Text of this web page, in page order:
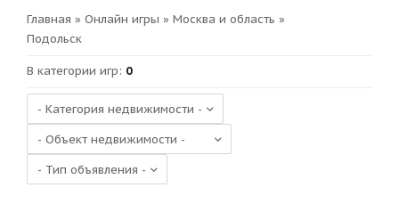
Главная » Онлайн игры » Москва и область »
Подольск
В категории игр: 0